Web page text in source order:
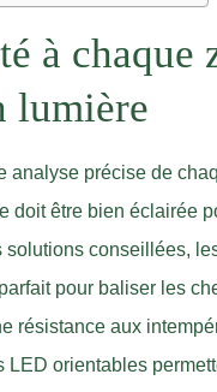
à chaque
lumière
analyse précise de
doit être bien éclairée
solutions conseillées,
pour baliser les
résistance aux
LED orientables